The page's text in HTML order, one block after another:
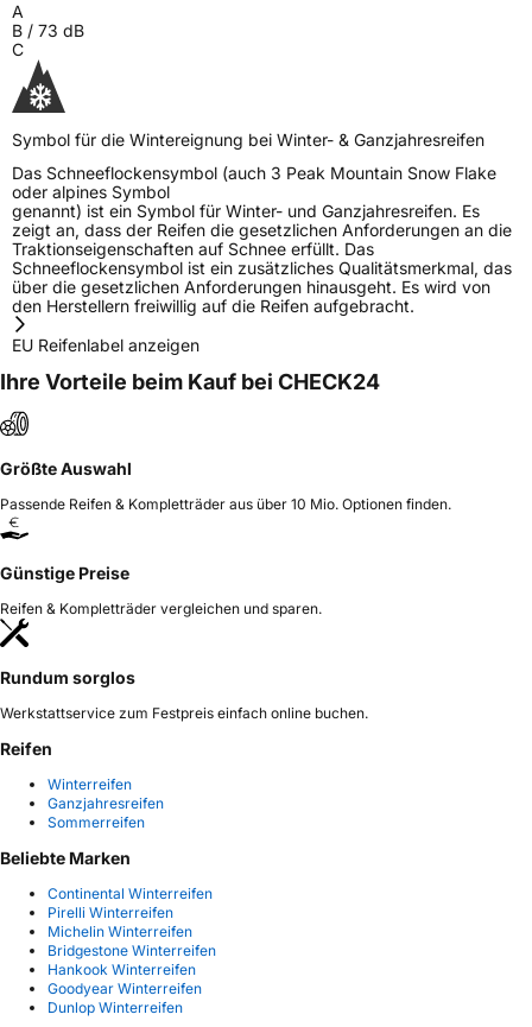
A
B / 73 dB
C
Symbol für die Wintereignung bei Winter- & Ganzjahresreifen
Das Schneeflockensymbol (auch 3 Peak Mountain Snow Flake
oder alpines Symbol
genannt) ist ein Symbol für Winter- und Ganzjahresreifen. Es
zeigt an, dass der Reifen die gesetzlichen Anforderungen an die
Traktionseigenschaften auf Schnee erfüllt. Das
Schneeflockensymbol ist ein zusätzliches Qualitätsmerkmal, das
über die gesetzlichen Anforderungen hinausgeht. Es wird von
den Herstellern freiwillig auf die Reifen aufgebracht.
EU Reifenlabel anzeigen
Ihre Vorteile beim Kauf bei CHECK24
Größte Auswahl
Passende Reifen & Kompletträder aus über 10 Mio. Optionen finden.
Günstige Preise
Reifen & Kompletträder vergleichen und sparen.
Rundum sorglos
Werkstattservice zum Festpreis einfach online buchen.
Reifen
Winterreifen
Ganzjahresreifen
Sommerreifen
Beliebte Marken
Continental Winterreifen
Pirelli Winterreifen
Michelin Winterreifen
Bridgestone Winterreifen
Hankook Winterreifen
Goodyear Winterreifen
Dunlop Winterreifen